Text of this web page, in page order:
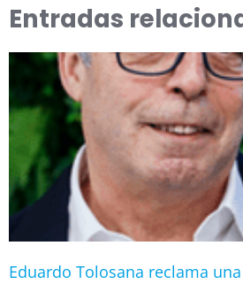
Entradas
Eduardo Tolosana reclama